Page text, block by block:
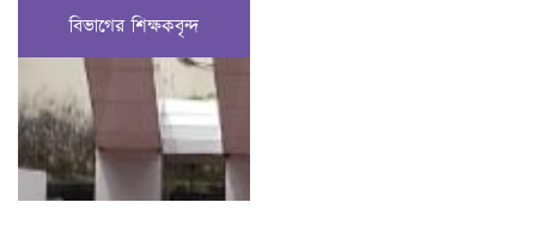
বিভাগের শিক্ষকবৃন্দ